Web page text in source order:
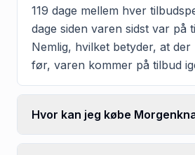
119 dage mellem hver
dage siden varen sidst var på
Nemlig, hvilket betyder, at der
før, varen kommer på tilbud
Hvor kan jeg købe